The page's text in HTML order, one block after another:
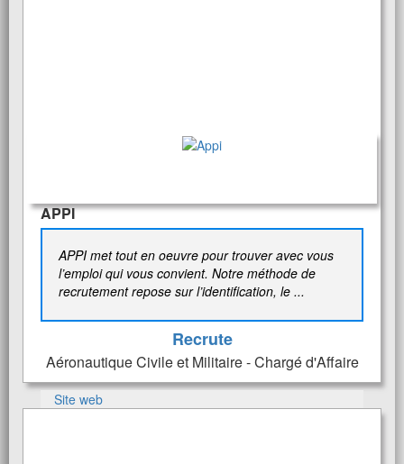
APPI
APPI met tout en oeuvre pour trouver avec vous
l’emploi qui vous convient. Notre méthode de
recrutement repose sur l’identification, le ...
Recrute
Aéronautique Civile et Militaire - Chargé d'Affaire
Site web